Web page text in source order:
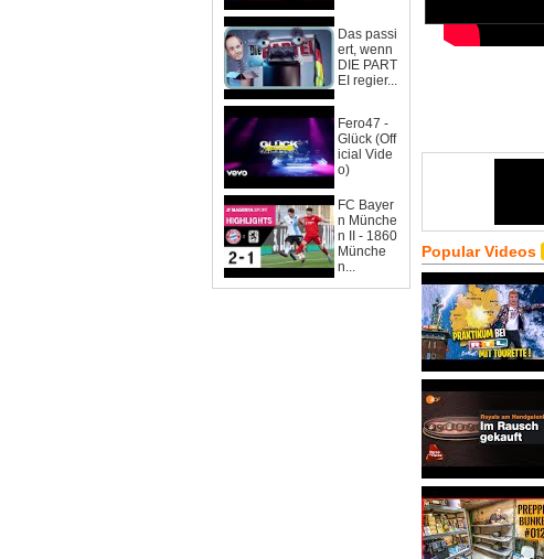
Das passi
ert, wenn
DIE PART
EI regier...
Fero47 -
Glück (Off
icial Vide
o)
FC Bayer
n Münche
n II - 1860
Münche
n...
Popular Videos